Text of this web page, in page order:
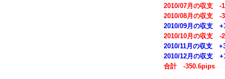
2010/07月の収支 -
2010/08月の収支 -
2010/09月の収支
2010/10月の収支 -
2010/11月の収支
2010/12月の収支
合計 -350.6pips